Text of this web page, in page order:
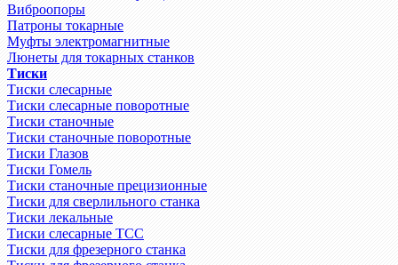
Виброопоры
Патроны токарные
Муфты электромагнитные
Люнеты для токарных станков
Тиски
Тиски слесарные
Тиски слесарные поворотные
Тиски станочные
Тиски станочные поворотные
Тиски Глазов
Тиски Гомель
Тиски станочные прецизионные
Тиски для сверлильного станка
Тиски лекальные
Тиски слесарные ТСС
Тиски для фрезерного станка